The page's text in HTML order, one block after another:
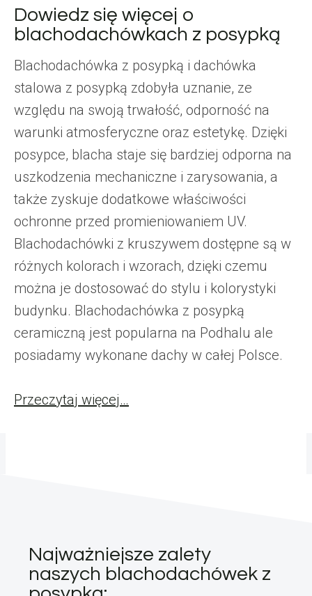
Dowiedz się więcej o
blachodachówkach z posypką
Blachodachówka z posypką i dachówka
stalowa z posypką zdobyła uznanie, ze
względu na swoją trwałość, odporność na
warunki atmosferyczne oraz estetykę. Dzięki
posypce, blacha staje się bardziej odporna na
uszkodzenia mechaniczne i zarysowania, a
także zyskuje dodatkowe właściwości
ochronne przed promieniowaniem UV.
Blachodachówki z kruszywem dostępne są w
różnych kolorach i wzorach, dzięki czemu
można je dostosować do stylu i kolorystyki
budynku. Blachodachówka z posypką
ceramiczną jest popularna na Podhalu ale
posiadamy wykonane dachy w całej Polsce.
Przeczytaj więcej…
Najważniejsze zalety
naszych blachodachówek z